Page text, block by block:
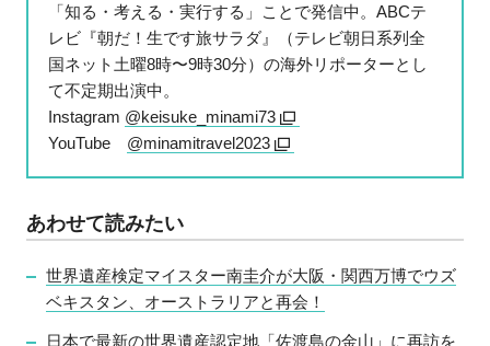
「知る・考える・実行する」ことで発信中。ABCテ
レビ『朝だ！生です旅サラダ』（テレビ朝日系列全
国ネット土曜8時〜9時30分）の海外リポーターとし
て不定期出演中。
Instagram @keisuke_minami73
YouTube @minamitravel2023
あわせて読みたい
世界遺産検定マイスター南圭介が大阪・関西万博でウズ
ベキスタン、オーストラリアと再会！
日本で最新の世界遺産認定地「佐渡島の金山」に再訪を